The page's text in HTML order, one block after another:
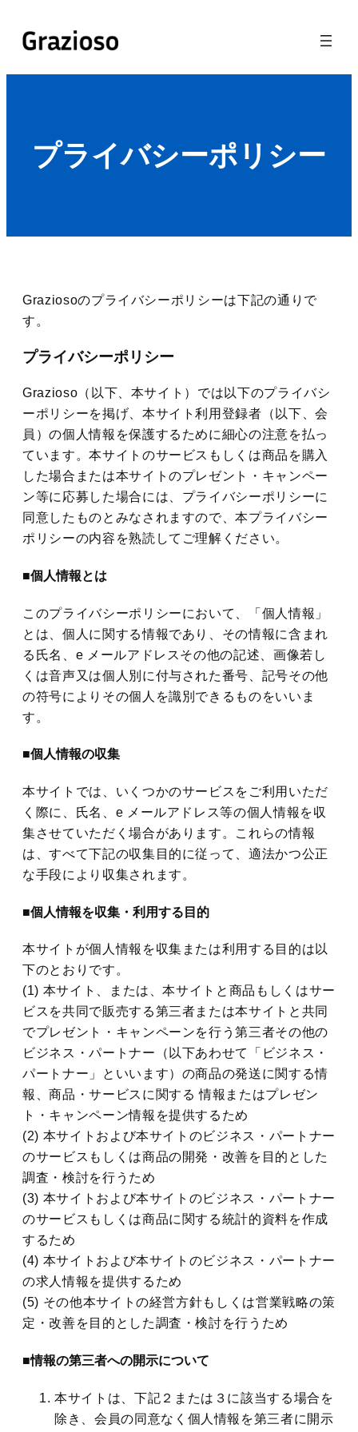
ス
プライバシーポリシー
Graziosoのプライバシーポリシーは下記の通りで
す。
プライバシーポリシー
Grazioso（以下、本サイト）では以下のプライバシ
ーポリシーを掲げ、本サイト利用登録者（以下、会
員）の個人情報を保護するために細心の注意を払っ
ています。本サイトのサービスもしくは商品を購入
した場合または本サイトのプレゼント・キャンペー
ン等に応募した場合には、プライバシーポリシーに
同意したものとみなされますので、本プライバシー
ポリシーの内容を熟読してご理解ください。
■個人情報とは
このプライバシーポリシーにおいて、「個人情報」
とは、個人に関する情報であり、その情報に含まれ
る氏名、e メールアドレスその他の記述、画像若し
くは音声又は個人別に付与された番号、記号その他
の符号によりその個人を識別できるものをいいま
す。
■個人情報の収集
本サイトでは、いくつかのサービスをご利用いただ
く際に、氏名、e メールアドレス等の個人情報を収
集させていただく場合があります。これらの情報
は、すべて下記の収集目的に従って、適法かつ公正
な手段により収集されます。
■個人情報を収集・利用する目的
本サイトが個人情報を収集または利用する目的は以
下のとおりです。
(1) 本サイト、または、本サイトと商品もしくはサー
ビスを共同で販売する第三者または本サイトと共同
でプレゼント・キャンペーンを行う第三者その他の
ビジネス・パートナー（以下あわせて「ビジネス・
パートナー」といいます）の商品の発送に関する情
報、商品・サービスに関する 情報またはプレゼン
ト・キャンペーン情報を提供するため
(2) 本サイトおよび本サイトのビジネス・パートナー
のサービスもしくは商品の開発・改善を目的とした
調査・検討を行うため
(3) 本サイトおよび本サイトのビジネス・パートナー
のサービスもしくは商品に関する統計的資料を作成
するため
(4) 本サイトおよび本サイトのビジネス・パートナー
の求人情報を提供するため
(5) その他本サイトの経営方針もしくは営業戦略の策
定・改善を目的とした調査・検討を行うため
■情報の第三者への開示について
本サイトは、下記２または３に該当する場合を
除き、会員の同意なく個人情報を第三者に開示